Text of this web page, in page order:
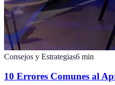
Consejos y Estrategias6 min
10 Errores Comunes al